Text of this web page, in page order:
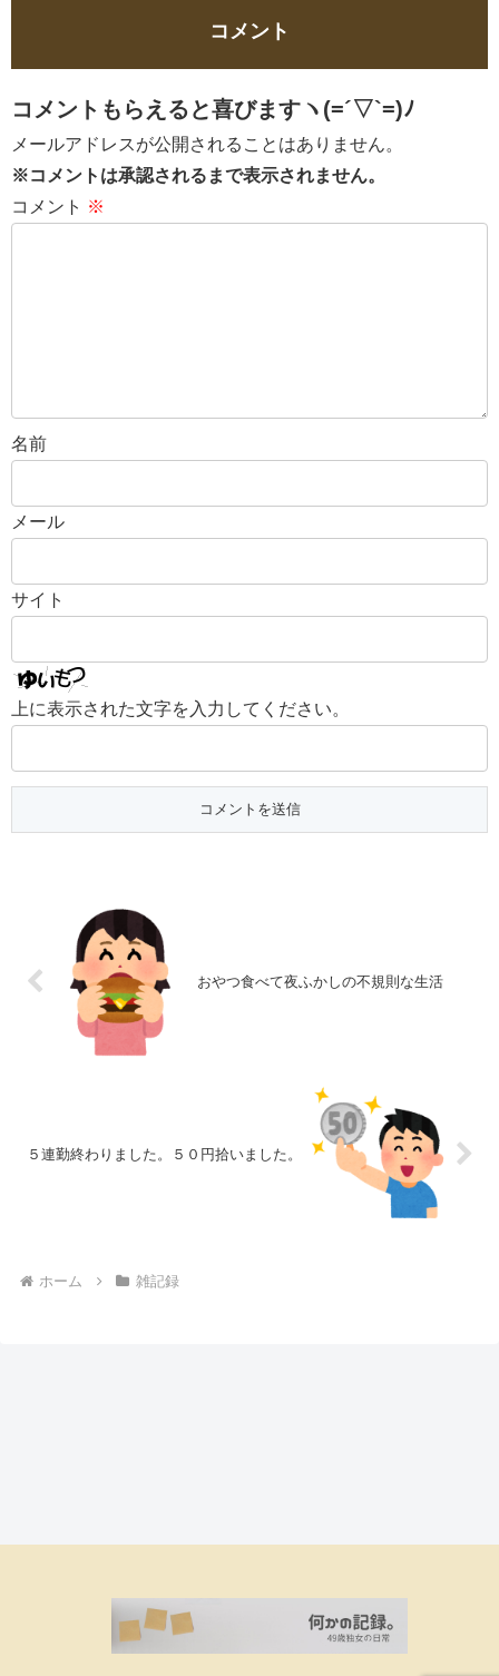
コメント
コメントもらえると喜びますヽ(=´▽`=)ﾉ
メールアドレスが公開されることはありません。
※コメントは承認されるまで表示されません。
コメント ※
名前
メール
サイト
上に表示された文字を入力してください。
おやつ食べて夜ふかしの不規則な生活
５連勤終わりました。５０円拾いました。
ホーム 雑記録